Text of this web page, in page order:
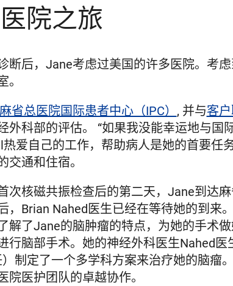
院之旅
断后，Jane考虑过美国的许多医院。考
。
麻省总医院国际患者中心（IPC） , 并与客
外科部的评估。 “如果我没能幸运地与
热爱自己的工作，帮助病人是她的首要
交通和住宿。
次核磁共振检查后的第二天，Jane到达
，Brian Nahed医生已经在等待她的到来
解了Jane的脑肿瘤的特点，为她的手术
行脑部手术。她的神经外科医生Nahed
制定了一个多学科方案来治疗她的脑瘤
院医护团队的卓越协作。